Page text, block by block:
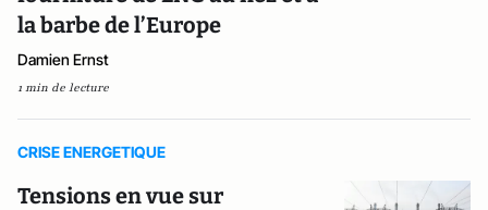
la barbe de l’Europe
Damien Ernst
1 min de lecture
CRISE ENERGETIQUE
Tensions en vue sur